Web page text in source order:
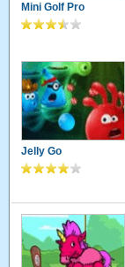
Mini Golf Pro
Jelly Go